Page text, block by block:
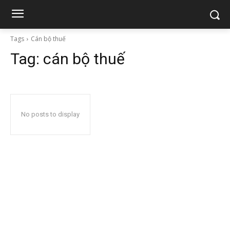
Tags Cán bộ thuế
Tag: cán bộ thuế
No posts to display